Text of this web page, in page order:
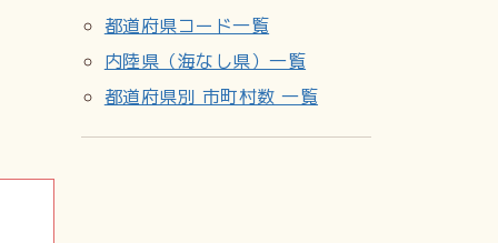
都道府県コード一覧
内陸県（海なし県）一覧
都道府県別 市町村数 一覧